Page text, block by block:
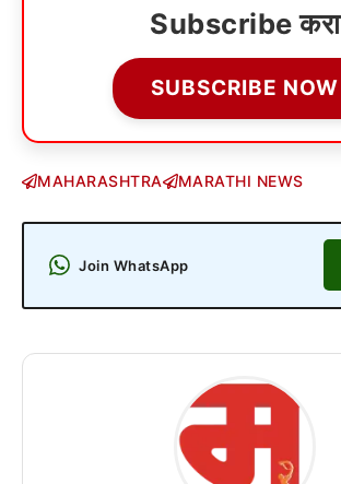
Subscribe करा
SUBSCRIBE NOW
MAHARASHTRA MARATHI NEWS
Join WhatsApp